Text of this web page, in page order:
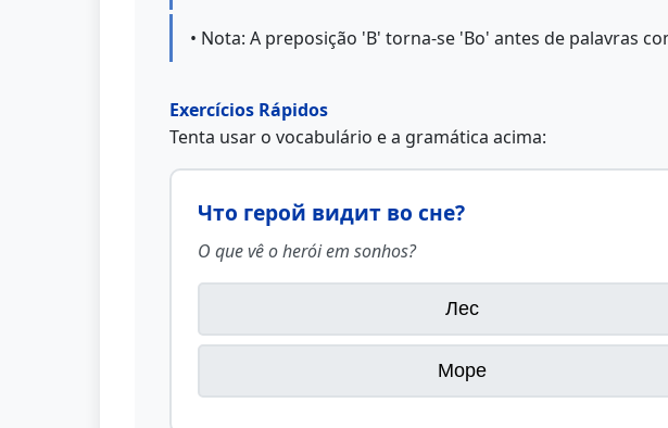
• Nota: A preposição 'В' torna-se 'Во' antes de palavras
Exercícios Rápidos
Tenta usar o vocabulário e a gramática acima:
Что герой видит во сне?
O que vê o herói em sonhos?
Лес
Море